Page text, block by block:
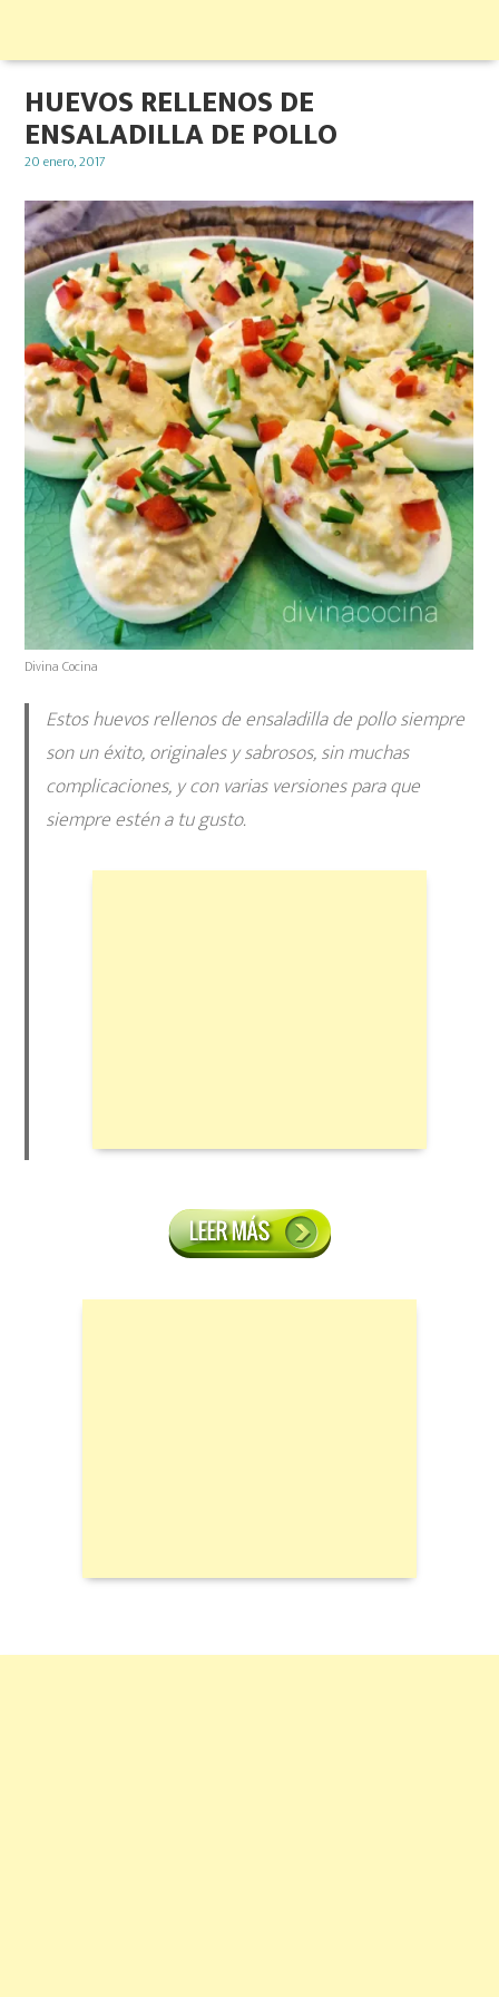
HUEVOS RELLENOS DE
ENSALADILLA DE POLLO
Posted
20 enero, 2017
Divina Cocina
Estos huevos rellenos de ensaladilla de pollo siempre
son un éxito, originales y sabrosos, sin muchas
complicaciones, y con varias versiones para que
siempre estén a tu gusto.